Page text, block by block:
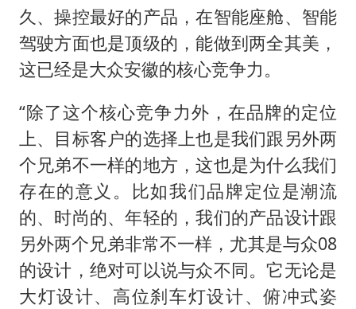
久、操控最好的产品，在智能座舱、智能
驾驶方面也是顶级的，能做到两全其美，
这已经是大众安徽的核心竞争力。
“除了这个核心竞争力外，在品牌的定位
上、目标客户的选择上也是我们跟另外两
个兄弟不一样的地方，这也是为什么我们
存在的意义。比如我们品牌定位是潮流
的、时尚的、年轻的，我们的产品设计跟
另外两个兄弟非常不一样，尤其是与众08
的设计，绝对可以说与众不同。它无论是
大灯设计、高位刹车灯设计、俯冲式姿